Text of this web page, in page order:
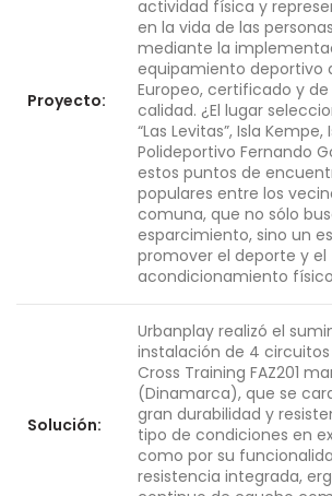
Proyecto:
actividad física y
en la vida de las
mediante la
equipamiento deportivo
Europeo, certificado y
calidad. ¿El lugar
“Las Levitas”, Isla
Polideportivo Fernando
estos puntos de
populares entre los
comuna, que no sólo
esparcimiento, sino un
promover el deporte y el
acondicionamiento
Solución:
Urbanplay realizó el
instalación de 4
Cross Training FAZ201
(Dinamarca), que se
gran durabilidad y
tipo de condiciones en
como por su
resistencia integrada,